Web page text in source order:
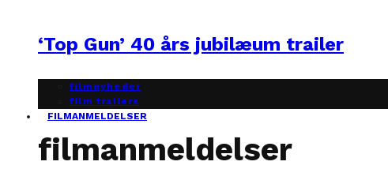
‘Top Gun’ 40 års jubilæum trailer
filmnyheder
film trailers
FILMANMELDELSER
filmanmeldelser